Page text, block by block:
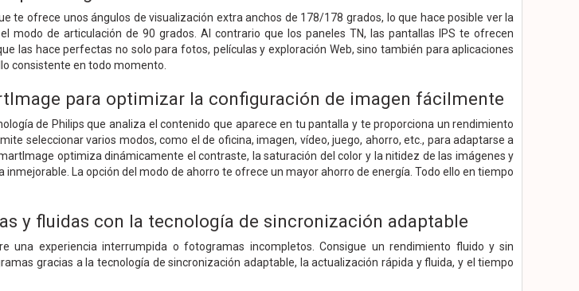
te ofrece unos ángulos de visualización extra anchos de 178/178 grados, lo que hace posible ver la
modo de articulación de 90 grados. Al contrario que los paneles TN, las pantallas IPS te ofrecen
las hace perfectas no solo para fotos, películas y exploración Web, sino también para aplicaciones
consistente en todo momento.
para optimizar la configuración de imagen fácilmente
de Philips que analiza el contenido que aparece en tu pantalla y te proporciona un rendimiento
seleccionar varios modos, como el de oficina, imagen, vídeo, juego, ahorro, etc., para adaptarse a
optimiza dinámicamente el contraste, la saturación del color y la nitidez de las imágenes y
La opción del modo de ahorro te ofrece un mayor ahorro de energía. Todo ello en tiempo
y fluidas con la tecnología de sincronización adaptable
una experiencia interrumpida o fotogramas incompletos. Consigue un rendimiento fluido y sin
gracias a la tecnología de sincronización adaptable, la actualización rápida y fluida, y el tiempo